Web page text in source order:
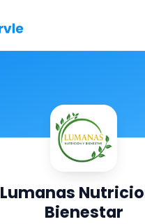
Cambiar Idioma
▾
Lumanas
Bienestar